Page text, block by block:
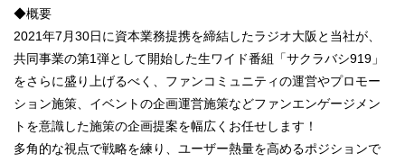
◆概要
2021年7月30日に資本業務提携を締結したラジオ大阪と当社が、
共同事業の第1弾として開始した生ワイド番組「サクラバシ919」
をさらに盛り上げるべく、ファンコミュニティの運営やプロモー
ション施策、イベントの企画運営施策などファンエンゲージメン
トを意識した施策の企画提案を幅広くお任せします！
多角的な視点で戦略を練り、ユーザー熱量を高めるポジションで